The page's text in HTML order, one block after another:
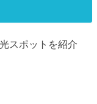
スポットを紹介